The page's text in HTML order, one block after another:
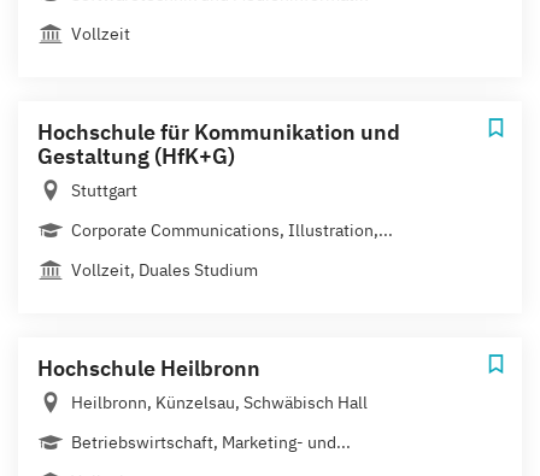
Vollzeit
Hochschule für Kommunikation und
Gestaltung (HfK+G)
Stuttgart
Corporate Communications, Illustration,...
Vollzeit, Duales Studium
Hochschule Heilbronn
Heilbronn, Künzelsau, Schwäbisch Hall
Betriebswirtschaft, Marketing- und...